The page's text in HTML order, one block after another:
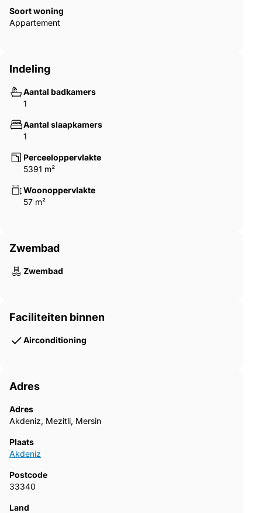
Soort woning
Appartement
Indeling
Aantal badkamers
1
Aantal slaapkamers
1
Perceeloppervlakte
5391 m²
Woonoppervlakte
57 m²
Zwembad
Zwembad
Faciliteiten binnen
Airconditioning
Adres
Adres
Akdeniz, Mezitli, Mersin
Plaats
Akdeniz
Postcode
33340
Land